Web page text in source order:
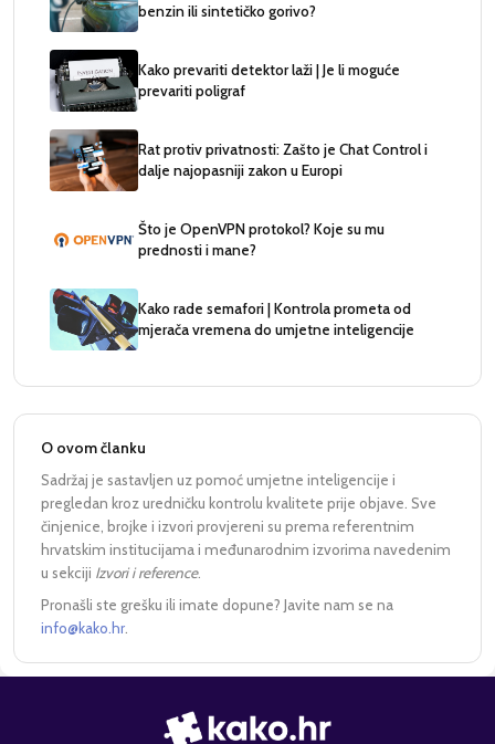
benzin ili sintetičko gorivo?
Kako prevariti detektor laži | Je li moguće
prevariti poligraf
Rat protiv privatnosti: Zašto je Chat Control i
dalje najopasniji zakon u Europi
Što je OpenVPN protokol? Koje su mu
prednosti i mane?
Kako rade semafori | Kontrola prometa od
mjerača vremena do umjetne inteligencije
O ovom članku
Sadržaj je sastavljen uz pomoć umjetne inteligencije i
pregledan kroz uredničku kontrolu kvalitete prije objave. Sve
činjenice, brojke i izvori provjereni su prema referentnim
hrvatskim institucijama i međunarodnim izvorima navedenim
u sekciji Izvori i reference.
Pronašli ste grešku ili imate dopune? Javite nam se na
info@kako.hr